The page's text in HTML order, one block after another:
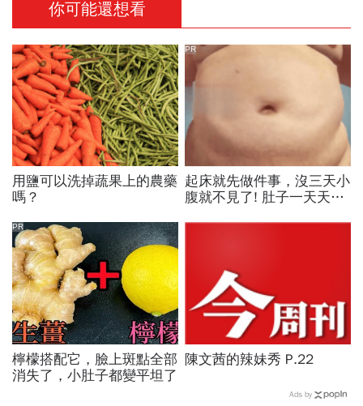
你可能還想看
用鹽可以洗掉蔬果上的農藥
嗎？
起床就先做件事，沒三天小
腹就不見了! 肚子一天天變
PR
檸檬搭配它，臉上斑點全部
消失了，小肚子都變平坦了
PR
陳文茜的辣妹秀 P.22
Ads by